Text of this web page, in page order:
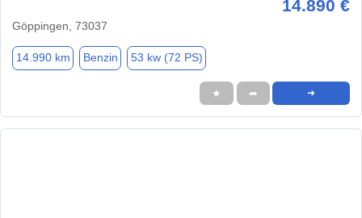
14.890 €
Göppingen, 73037
14.990 km Benzin 53 kw (72 PS)
★ ➦ ➜